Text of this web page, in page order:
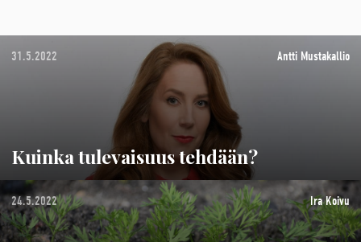
31.5.2022 Antti Mustakallio
Kuinka tulevaisuus tehdään?
24.5.2022 Ira Koivu